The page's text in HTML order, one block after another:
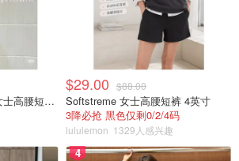
lululemon Softstreme 女士高腰短裤 10cm
$29.00 $88.00
Softstreme 女士高腰短裤 4英寸
3降必抢 黑色仅剩0/2/4码
lululemon 1329人感兴趣
4